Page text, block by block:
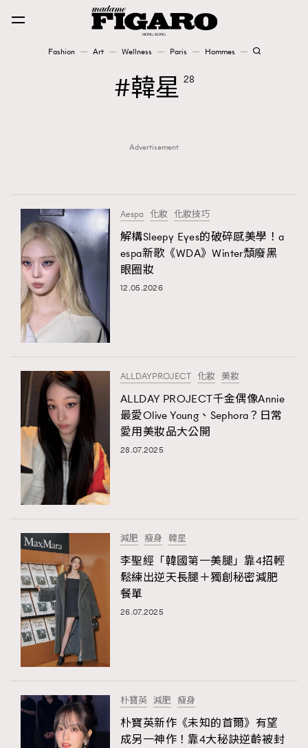
Fashion Art Wellness Paris Hommes
Fashion
Paris
Hommes
AFrenchMind
DressLikeAParisienne 1
EmpowerF 103
FashionWeek 191
FigaroAesthetic 308
FigaroBeautyRitual
FigaroCeleb 547
FigaroCinéma
FigaroDigitalCover 17
FigaroExhibition 12
FigaroExpert
FigaroHub
FigaroIcon
FigaroInsight 156
#FigaroExhibition Wyman 揭曉 Figaro Exhibition
第二站！
法國五月French May專訪四位香港文藝代表
韓星 28
Advertisement
Aespa 化妝 化妝技巧
解構Sleepy Eyes的破碎感美學！a
espa新歌《WDA》Winter頹廢黑
眼圈妝
12.05.2026
ALLDAYPROJECT 化妝 美妝
ALLDAY PROJECT千金偶像Annie
最愛Olive Young、Sephora？日常
愛用美妝品大公開
28.07.2025
減肥 瘦身 韓星
李聖經「韓國第一美腿」靠4招輕
鬆練出逆天長腿＋獨創秘密減肥
餐單
26.07.2025
朴寶英 減肥 瘦身
朴寶英新作《未知的首爾》有望
成另一神作！靠4大秘訣逆齡被封